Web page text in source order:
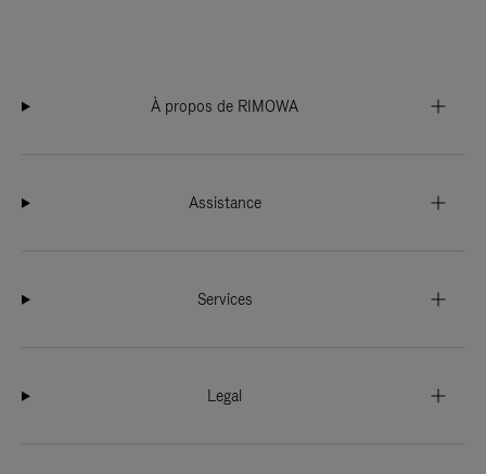
À propos de RIMOWA
Assistance
Services
Legal